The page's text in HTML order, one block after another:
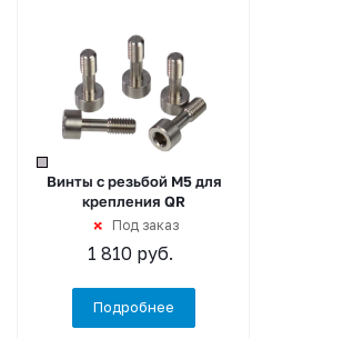
Винты с резьбой M5 для
крепления QR
Под заказ
1 810руб.
Подробнее